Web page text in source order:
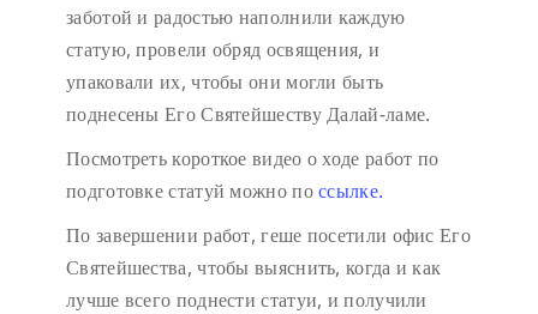
заботой и радостью наполнили каждую
статую, провели обряд освящения, и
упаковали их, чтобы они могли быть
поднесены Его Святейшеству Далай-ламе.
Посмотреть короткое видео о ходе работ по
подготовке статуй можно поссылке.
По завершении работ, геше посетили офис Его
Святейшества, чтобы выяснить, когда и как
лучше всего поднести статуи, и получили